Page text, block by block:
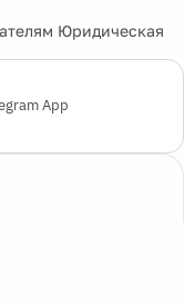
Юридическая
App